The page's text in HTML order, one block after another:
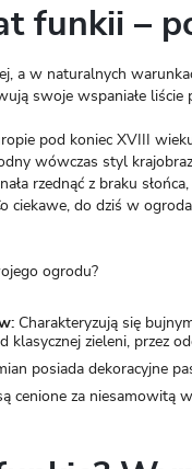
funkii –
a w naturalnych
swoje wspaniałe liście
pod koniec XVIII
wówczas styl
rzednąć z braku
ciekawe, do dziś w
ogrodu?
Charakteryzują się
zieleni, przez
posiada dekoracyjne
cenione za niesamowitą